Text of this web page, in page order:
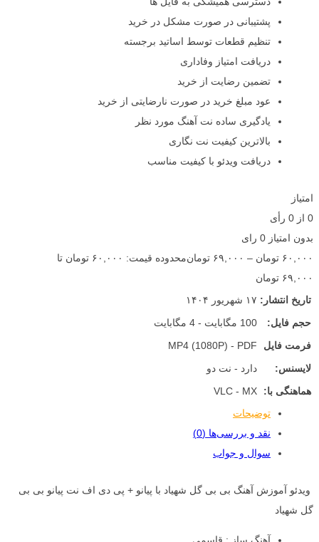
پشتیبانی در صورت مشکل در خرید
تنظیم قطعات توسط اساتید برجسته
دریافت امتیاز وفاداری
تضمین رضایت از خرید
عود مبلغ خرید در صورت نارضایتی از خرید
یادگیری ساده نت آهنگ مورد نظر
بالاترین کیفیت نت نگاری
دریافت ویدئو با کیفیت مناسب
امتیاز
0 از 0 رأی
بدون امتیاز 0 رای
۶۰,۰۰۰ تومان – ۶۹,۰۰۰ تومان
محدوده قیمت: ۶۰,۰۰۰ تومان تا
۶۹,۰۰۰ تومان
تاریخ انتشار: ۱۷ شهریور ۱۴۰۴
حجم فایل:
100 مگابایت - 4 مگابایت
فرمت فایل
MP4 (1080P) - PDF
لایسنس:
دارد - نت دو
هماهنگی با:
VLC - MX
توضیحات
نقد و بررسی‌ها (0)
سوال و جواب
ویدئو آموزش آهنگ بی بی گل شهیاد با پیانو + پی دی اف نت پیانو بی بی
گل شهیاد